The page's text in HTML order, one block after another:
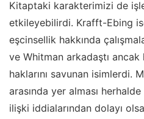
Kitaptaki karakterimizi de
etkileyebilirdi. Krafft-Ebing
eşcinsellik hakkında
ve Whitman arkadaştı
haklarını savunan isimlerdi.
arasında yer alması
ilişki iddialarından dolayı